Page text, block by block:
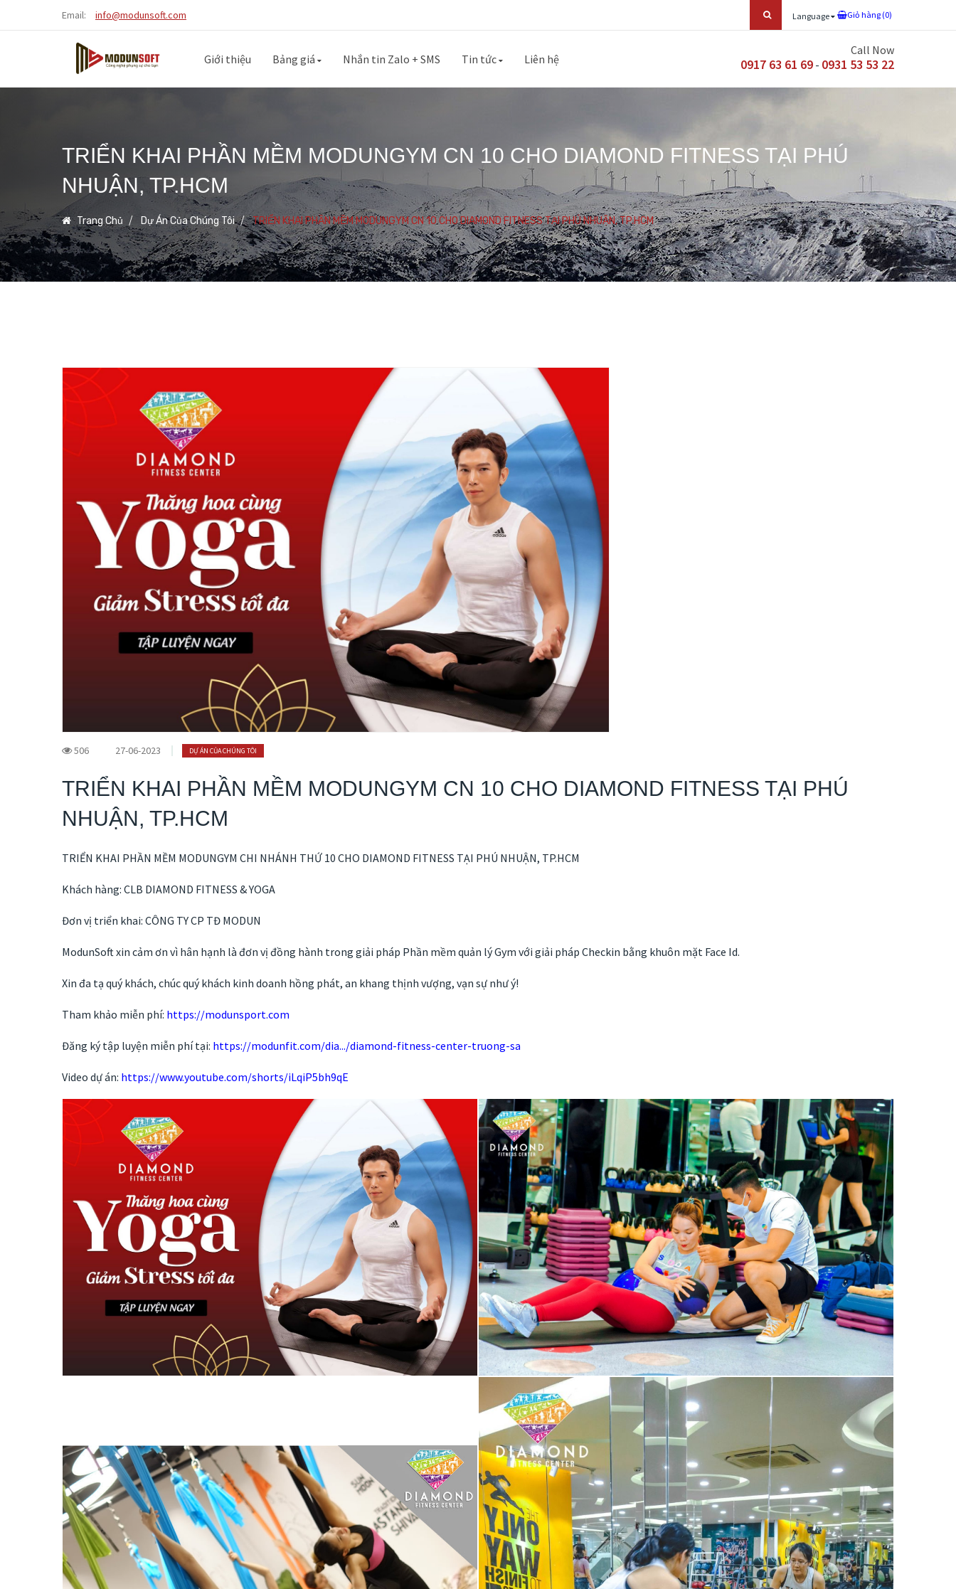
Email: info@modunsoft.com Language Giỏ hàng (0)
Giới thiệu Bảng giá Nhắn tin Zalo + SMS Tin tức Liên hệ
Call Now
0917 63 61 69 - 0931 53 53 22
TRIỂN KHAI PHẦN MỀM MODUNGYM CN 10 CHO DIAMOND FITNESS TẠI PHÚ
NHUẬN, TP.HCM
Trang Chủ Dự Án Của Chúng Tôi TRIỂN KHAI PHẦN MỀM MODUNGYM CN 10 CHO DIAMOND FITNESS TẠI PHÚ NHUẬN, TP.HCM
506 27-06-2023 DỰ ÁN CỦA CHÚNG TÔI
TRIỂN KHAI PHẦN MỀM MODUNGYM CN 10 CHO DIAMOND FITNESS TẠI PHÚ
NHUẬN, TP.HCM
TRIỂN KHAI PHẦN MỀM MODUNGYM CHI NHÁNH THỨ 10 CHO DIAMOND FITNESS TẠI PHÚ NHUẬN, TP.HCM
Khách hàng: CLB DIAMOND FITNESS & YOGA
Đơn vị triển khai: CÔNG TY CP TĐ MODUN
ModunSoft xin cảm ơn vì hân hạnh là đơn vị đồng hành trong giải pháp Phần mềm quản lý Gym với giải pháp Checkin bằng khuôn mặt Face Id.
Xin đa tạ quý khách, chúc quý khách kinh doanh hồng phát, an khang thịnh vượng, vạn sự như ý!
Tham khảo miễn phí: https://modunsport.com
Đăng ký tập luyện miễn phí tại: https://modunfit.com/dia.../diamond-fitness-center-truong-sa
Video dự án: https://www.youtube.com/shorts/iLqiP5bh9qE